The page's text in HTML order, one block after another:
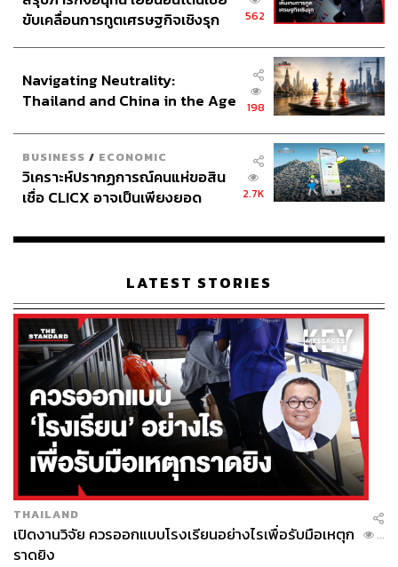
ขับเคลื่อนการทูตเศรษฐกิจเชิงรุก
562
Navigating Neutrality:
Thailand and China in the Age
198
BUSINESS / ECONOMIC
วิเคราะห์ปรากฏการณ์คนแห่ขอสิน
เชื่อ CLICX อาจเป็นเพียงยอด
เรือนไทยที่ถูกซุกไว้
2.7K
LATEST STORIES
THAILAND
เปิดงานวิจัย ควรออกแบบโรงเรียนอย่างไรเพื่อรับมือเหตุก
ราดยิง
...